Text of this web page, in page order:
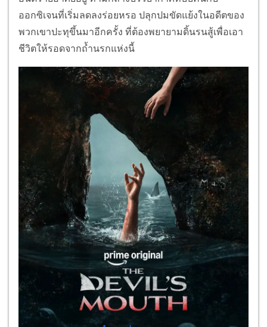
ออกซิเจนที่เริ่มลดลงร่อยหรอ ปลุกปมขัดแย้งในอดีตของ
พวกเขาปะทุขึ้นมาอีกครั้ง ที่ต้องพยายามดิ้นรนสู้เพื่อเอา
ชีวิตให้รอดจากถ้ำนรกแห่งนี้